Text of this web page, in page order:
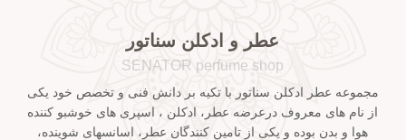
عطر و ادکلن سناتور
SENATOR perfume shop
مجموعه عطر ادکلن سناتور با تکیه بر دانش فنی و تخصص خود یکی
از نام های معروف درعرضه عطر، ادکلن ، اسپری های خوشبو کننده
هوا و بدن بوده و یکی از تامین کنندگان عطر، اسانسهای شوینده،